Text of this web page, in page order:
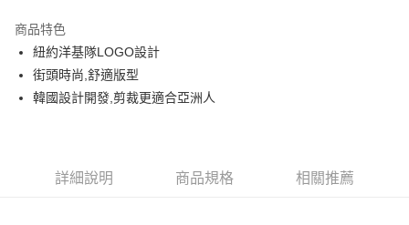
Apple Pay
街口支付
全家取貨付款<未取貨列黑名單/不支援離島取退>
商品特色
紐約洋基隊LOGO設計
街頭時尚,舒適版型
韓國設計開發,剪裁更適合亞洲人
詳細說明 商品規格 相關推薦